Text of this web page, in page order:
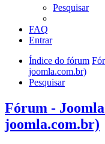
Pesquisar
FAQ
Entrar
Índice do fórum
joomla.com.br)
Pesquisar
Fórum -
joomla.com.br)